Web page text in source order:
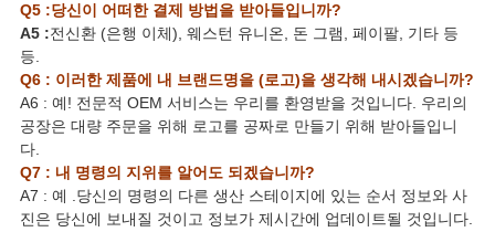
Q5 :당신이 어떠한 결제 방법을 받아들입니까?
A5 :전신환 (은행 이체), 웨스턴 유니온, 돈 그램, 페이팔, 기타 등
등.
Q6 : 이러한 제품에 내 브랜드명을 (로고)을 생각해 내시겠습니까?
A6 : 예! 전문적 OEM 서비스는 우리를 환영받을 것입니다. 우리의
공장은 대량 주문을 위해 로고를 공짜로 만들기 위해 받아들입니
다.
Q7 : 내 명령의 지위를 알어도 되겠습니까?
A7 : 예 .당신의 명령의 다른 생산 스테이지에 있는 순서 정보와 사
진은 당신에 보내질 것이고 정보가 제시간에 업데이트될 것입니다.